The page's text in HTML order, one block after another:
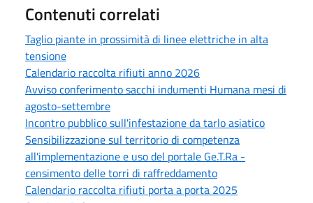
Contenuti correlati
Taglio piante in prossimità di linee elettriche in alta
tensione
Calendario raccolta rifiuti anno 2026
Avviso conferimento sacchi indumenti Humana mesi di
agosto-settembre
Incontro pubblico sull'infestazione da tarlo asiatico
Sensibilizzazione sul territorio di competenza
all'implementazione e uso del portale Ge.T.Ra -
censimento delle torri di raffreddamento
Calendario raccolta rifiuti porta a porta 2025